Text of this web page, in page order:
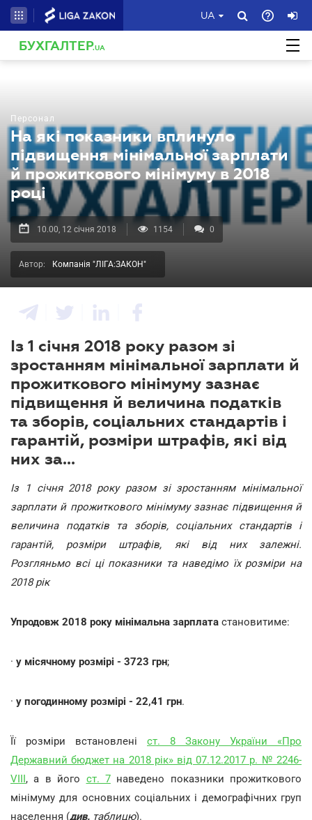
UA
БУХГАЛТЕР.UA
Персонал
На які показники вплинуло
підвищення мінімальної зарплати
й прожиткового мінімуму в 2018
році
10.00, 12 січня 2018 1154 0
Автор: Компанія "ЛІГА:ЗАКОН"
Із 1 січня 2018 року разом зі
зростанням мінімальної зарплати й
прожиткового мінімуму зазнає
підвищення й величина податків
та зборів, соціальних стандартів і
гарантій, розміри штрафів, які від
них за...
Із 1 січня 2018 року разом зі зростанням мінімальної
зарплати й прожиткового мінімуму зазнає підвищення й
величина податків та зборів, соціальних стандартів і
гарантій, розміри штрафів, які від них залежні.
Розгляньмо всі ці показники та наведімо їх розміри на
2018 рік
Упродовж 2018 року мінімальна зарплата становитиме:
· у місячному розмірі - 3723 грн;
· у погодинному розмірі - 22,41 грн.
Її розміри встановлені ст. 8 Закону України «Про
Державний бюджет на 2018 рік» від 07.12.2017 р. № 2246-
VIII, а в його ст. 7наведено показники прожиткового
мінімуму для основних соціальних і демографічних груп
населення (див. таблицю).